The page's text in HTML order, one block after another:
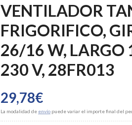
VENTILADOR
FRIGORIFICO,
26/16 W,
230 V, 28FR013
29,78€
La modalidad de envío puede variar el importe final del